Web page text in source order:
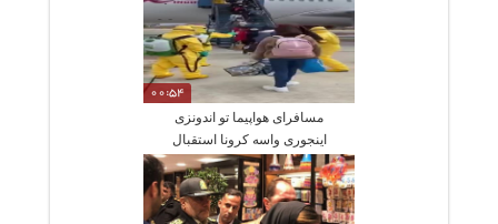
00:54
مسافرای هواپیما تو اندونزی
اینجوری واسه کرونا استقبال
میشه ازشون !